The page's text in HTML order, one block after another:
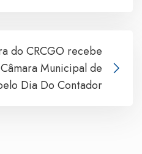
do CRCGO recebe
Municipal de
Dia Do Contador